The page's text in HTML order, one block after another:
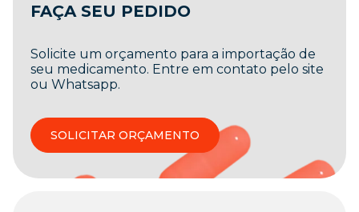
FAÇA SEU PEDIDO
Solicite um orçamento para a importação de
seu medicamento. Entre em contato pelo site
ou Whatsapp.
SOLICITAR ORÇAMENTO